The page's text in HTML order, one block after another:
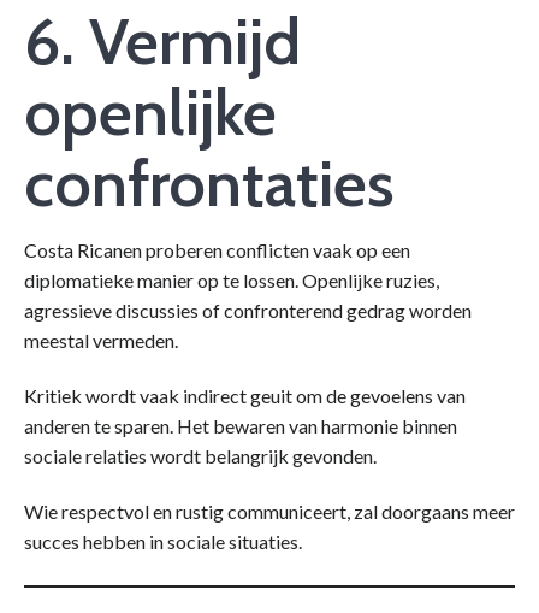
6. Vermijd
openlijke
confrontaties
Costa Ricanen proberen conflicten vaak op een
diplomatieke manier op te lossen. Openlijke ruzies,
agressieve discussies of confronterend gedrag worden
meestal vermeden.
Kritiek wordt vaak indirect geuit om de gevoelens van
anderen te sparen. Het bewaren van harmonie binnen
sociale relaties wordt belangrijk gevonden.
Wie respectvol en rustig communiceert, zal doorgaans meer
succes hebben in sociale situaties.